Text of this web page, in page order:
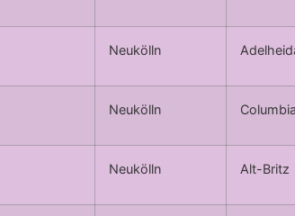
Neukölln
Neukölln
Neukölln Alt-Britz